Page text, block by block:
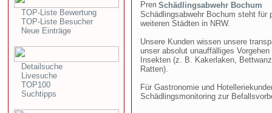
TOP-Liste Bewertung
TOP-Liste Besucher
Neue Einträge
Detailsuche
Livesuche
TOP100
Suchtipps
Schädlingsabwehr Bochum
Schädlingsabwehr Bochum steht für
weiteren Städten in NRW.
Unsere Kunden wissen unsere
unser absolut unauffälliges
Insekten (z. B. Kakerlaken,
Ratten).
Für Gastronomie und
Schädlingsmonitoring zur